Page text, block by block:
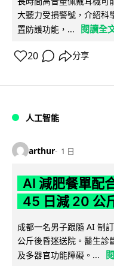
大聽力受損警號，介紹
置防護功能，...
閱讀全
20 分享
人工智能
arthur 1 日
AI 減肥餐單配
45 日減 20 公
成都一名男子跟隨 AI 制
公斤後昏迷送院。醫生診
及多器官功能障礙。...